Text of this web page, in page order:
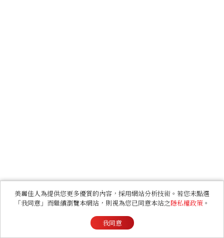
美麗佳人為提供您更多優質的內容，採用網站分析技術。若您未點選
「我同意」而繼續瀏覽本網站，則視為您已同意本站之隱私權政策 。
我同意